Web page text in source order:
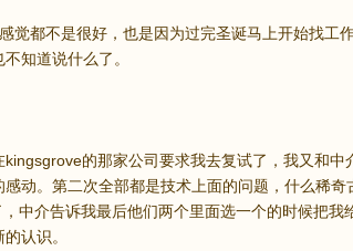
觉都不是很好，也是因为过完圣诞马上开始找工
知道说什么了。
的那家公司要求我去复试了，我又和
动。第二次全部都是技术上面的问题，什么稀
中介告诉我最后他们两个里面选一个的时候把
认识。